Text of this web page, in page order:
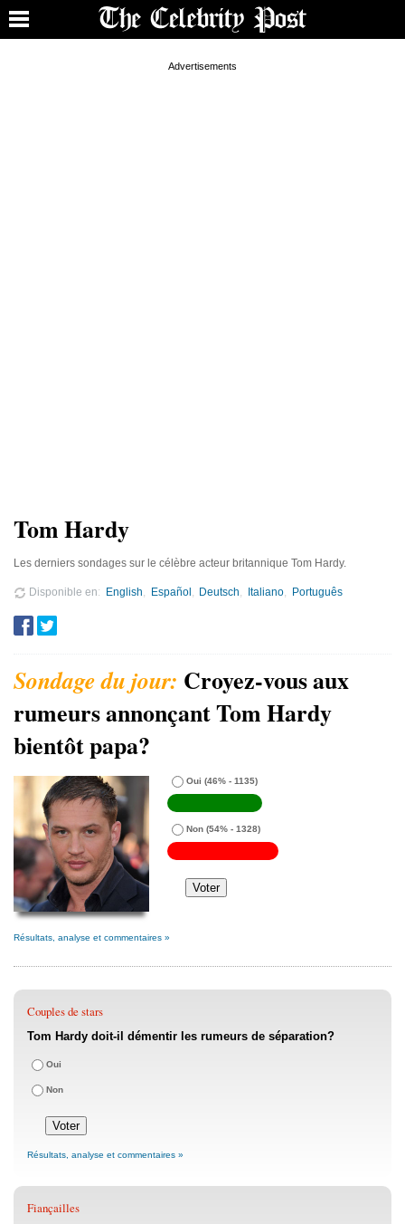
Tom Hardy
Les derniers sondages sur le célèbre acteur britannique Tom Hardy.
Disponible en English Español Deutsch Italiano Português
Croyez-vous aux
rumeurs annonçant Tom Hardy
bientôt papa?
Oui (46% - 1135)
Non (54% - 1328)
Résultats, analyse et commentaires »
Couples de stars
Tom Hardy doit-il démentir les rumeurs de séparation?
Oui
Non
Résultats, analyse et commentaires »
Fiançailles